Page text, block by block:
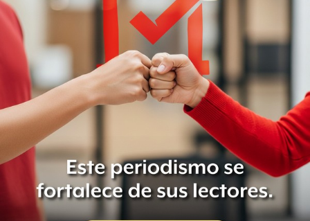
Al revisar de nuevo el expediente, el juez no
debe
considerar validas aquellas pruebas o confesiones
que pudieran haberse obtenido por medio de tortura,
esto en un caso que investigó la entonces Procuraduría
General de la República (PGR), con el antiguo sistema
penal antes de la transición a los juicios orales.
“Reponer el procedimiento significa que se vuelva a
hacer bien todo el procedimiento desde el inicio,
porque
hay vicios muy graves en el todo el procesoque impiden
determinar con exactitud el grado de culpabilidad”,
señaló el abogado Héctor López Bello.